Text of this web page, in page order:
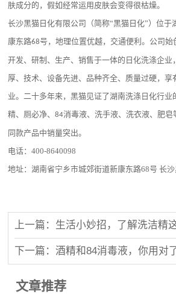
肤成分的，假如经常运用皮肤会变得很枯燥。
长沙黑猫日化有限公司（简称“黑猫日化”）位于
康东路68号，地理位置优越，交通便利。公司始
开发、研制、生产、销售于一体的日化洗涤企业
厚、技术、设备先进、品种齐全、质量过硬，享
业。二十多年来，黑猫见证了湖南洗涤日化行业
精、厕必净、84消毒液、洗手液、洗衣液、肥皂
同款产品中销量突出。
电话：400-8640098
地址：湖南省宁乡市城郊街道新康东路68号 长
下一篇：酒精和84消毒液，你用对
文章推荐